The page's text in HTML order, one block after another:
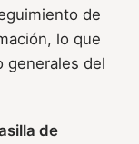
de
lo que
generales del
de